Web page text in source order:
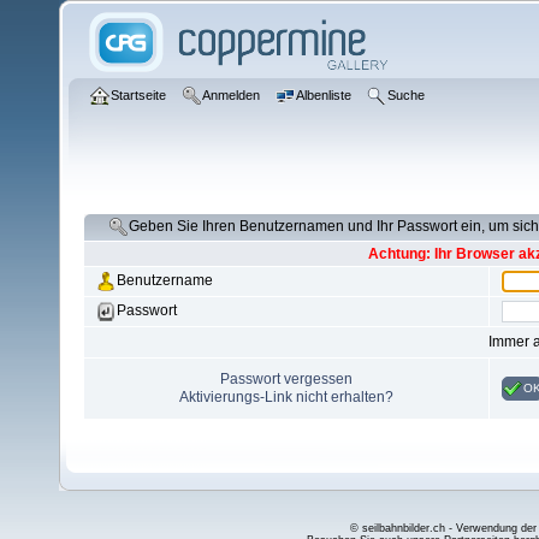
Startseite Anmelden Albenliste Suche
Geben Sie Ihren Benutzernamen und Ihr Passwort ein, um
Achtung: Ihr Browser
Benutzername
Passwort
Immer
Passwort vergessen
Aktivierungs-Link nicht erhalten?
© seilbahnbilder.ch - Verwendung